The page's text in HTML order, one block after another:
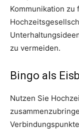
Kommunikation zu
zu vermeiden.
Bingo als
Nutzen Sie